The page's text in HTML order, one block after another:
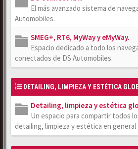
El más avanzado sistema de
Automobiles.
SMEG+, RT6, MyWay y eMyWay.
Espacio dedicado a todo los
conectados de DS Automobiles.
DETAILING, LIMPIEZA Y ESTÉTICA
Detailing, limpieza y estética
Un espacio para compartir todos
detailing, limpieza y estética en general